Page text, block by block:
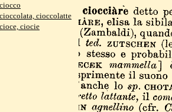
ciocco
cioccolata, cioccolatte
cioce, ciocie